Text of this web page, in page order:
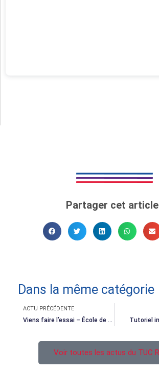
Partager cet
Dans la même catégorie
ACTU PRÉCÉDENTE
Viens faire l’essai – École de Rugby Tutoriel
Voir toutes les actus du TUC